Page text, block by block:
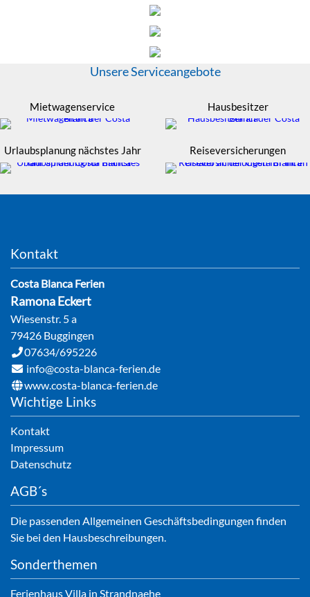
Unsere Serviceangebote
Mietwagenservice Hausbesitzer
Urlaubsplanung nächstes Jahr Reiseversicherungen
Kontakt
Costa Blanca Ferien
RamonaEckert
Wiesenstr. 5 a
79426 Buggingen
07634/695226
info@costa-blanca-ferien.de
www.costa-blanca-ferien.de
Wichtige Links
Kontakt
Impressum
Datenschutz
AGB´s
Die passenden Allgemeinen Geschäftsbedingungen finden
Sie bei den Hausbeschreibungen.
Sonderthemen
Ferienhaus Villa in Strandnaehe